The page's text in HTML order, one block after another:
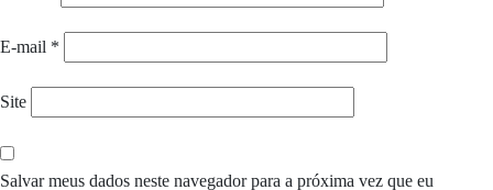
E-mail *
Site
Salvar meus dados neste navegador para a próxima vez que eu